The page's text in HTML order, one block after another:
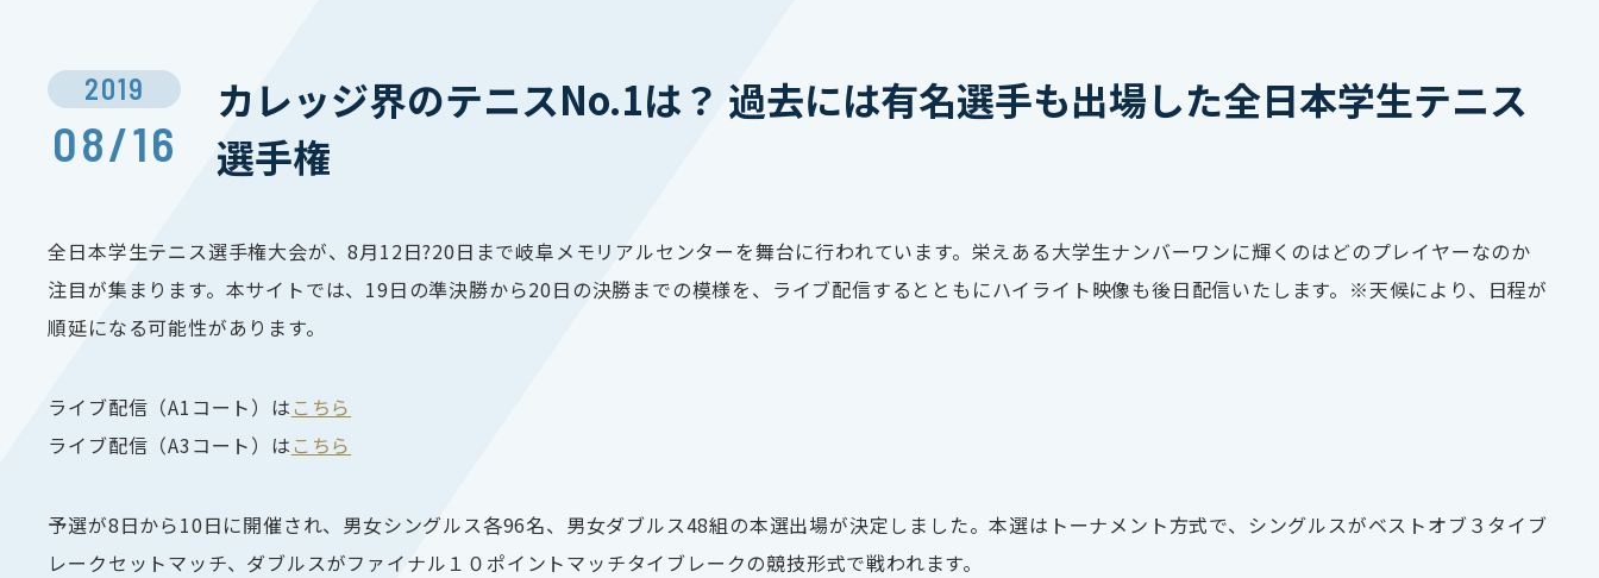
2019
08/16
カレッジ界のテニスNo.1は？ 過去には有名選手も出場した全日本学生テニス
選手権
全日本学生テニス選手権大会が、8月12日?20日まで岐阜メモリアルセンターを舞台に行われています。栄えある大学生ナンバーワンに輝くのはどのプレイヤーなのか
注目が集まります。本サイトでは、 19日の準決勝から20日の決勝までの模様を、ライブ配信するとともにハイライト映像も後日配信いたします。※天候により、日程が
順延になる可能性があります。
ライブ配信（A1コート）は こちら
ライブ配信（A3コート）は こちら
予選が8日から10日に開催され、男女シングルス各96名、男女ダブルス48組の本選出場が決定しました。本選はトーナメント方式で、シングルスがベストオブ３タイブ
レークセットマッチ、ダブルスがファイナル１０ポイントマッチタイブレークの競技形式で戦われます。